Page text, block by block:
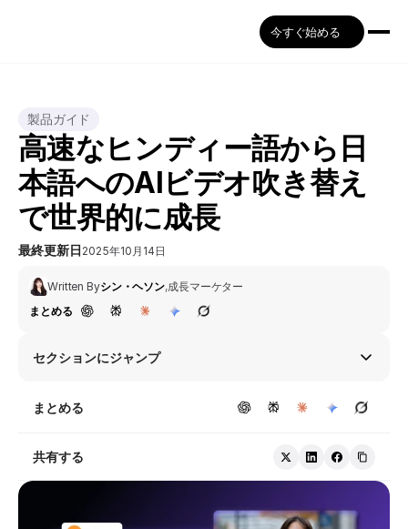
今すぐ始める
製品ガイド
高速なヒンディー語から日
本語へのAIビデオ吹き替え
で世界的に成長
最終更新日 2025年10月14日
Written Byシン・ヘソン,成長マーケター
まとめる
セクションにジャンプ
まとめる
共有する